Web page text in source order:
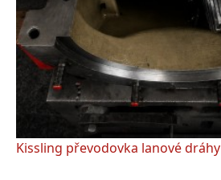
Kissling převodovka lanové dráhy